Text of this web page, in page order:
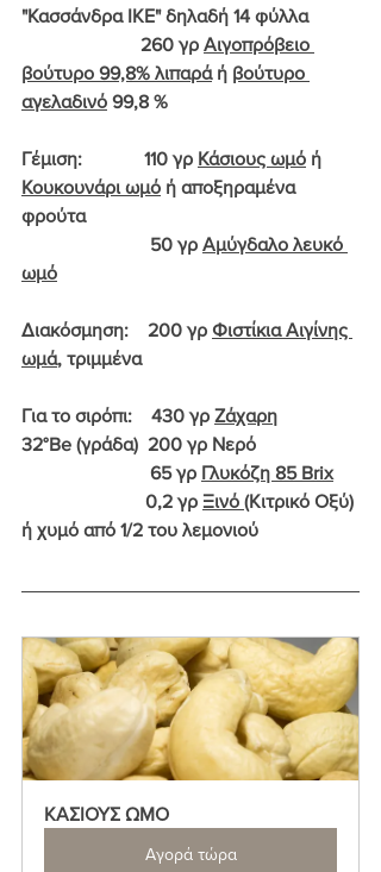
"Κασσάνδρα ΙΚΕ" δηλαδή 14 φύλλα
                         260 γρ
Αιγοπρόβειο
βούτυρο 99,8% λιπαρά ή βούτυρο
αγελαδινό 99,8 %
Γέμιση:             110 γρ Κάσιους ωμό ή
Κουκουνάρι ωμό ή αποξηραμένα
φρούτα
                           50 γρ
Αμύγδαλο λευκό
ωμό
Διακόσμηση:    200 γρ Φιστίκια Αιγίνης
ωμά, τριμμένα
Για το σιρόπι:    430 γρ Ζάχαρη
32°Be (γράδα)  200 γρ Νερό
                           65 γρ
Γλυκόζη 85 Brix
                          0,2 γρ
Ξινό (Κιτρικό Οξύ)
ή χυμό από 1/2 του λεμονιού
ΚΑΣΙΟΥΣ ΩΜΟ
Αγορά τώρα